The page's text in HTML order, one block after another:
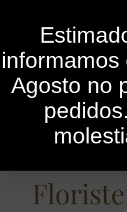
Agosto no